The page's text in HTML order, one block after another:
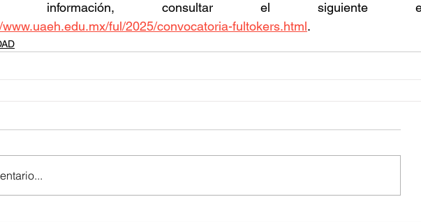
ful/2025/convocatoria-fultokers.html.